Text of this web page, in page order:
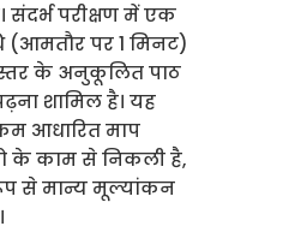
संदर्भ परीक्षण में एक
(आमतौर पर 1 मिनट)
के अनुकूलित पाठ
शामिल है। यह
आधारित माप
के काम से निकली है,
से मान्य मूल्यांकन